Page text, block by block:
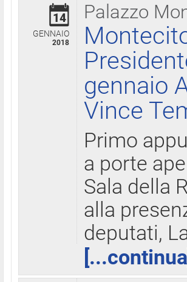
Palazzo
14
GENNAIO
2018
gennaio
Vince
Primo
a porte
Sala della
alla
deputati,